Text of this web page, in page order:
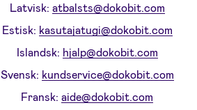
Latvisk: atbalsts@dokobit.com
Estisk: kasutajatugi@dokobit.com
Islandsk: hjalp@dokobit.com
Svensk: kundservice@dokobit.com
Fransk:aide@dokobit.com